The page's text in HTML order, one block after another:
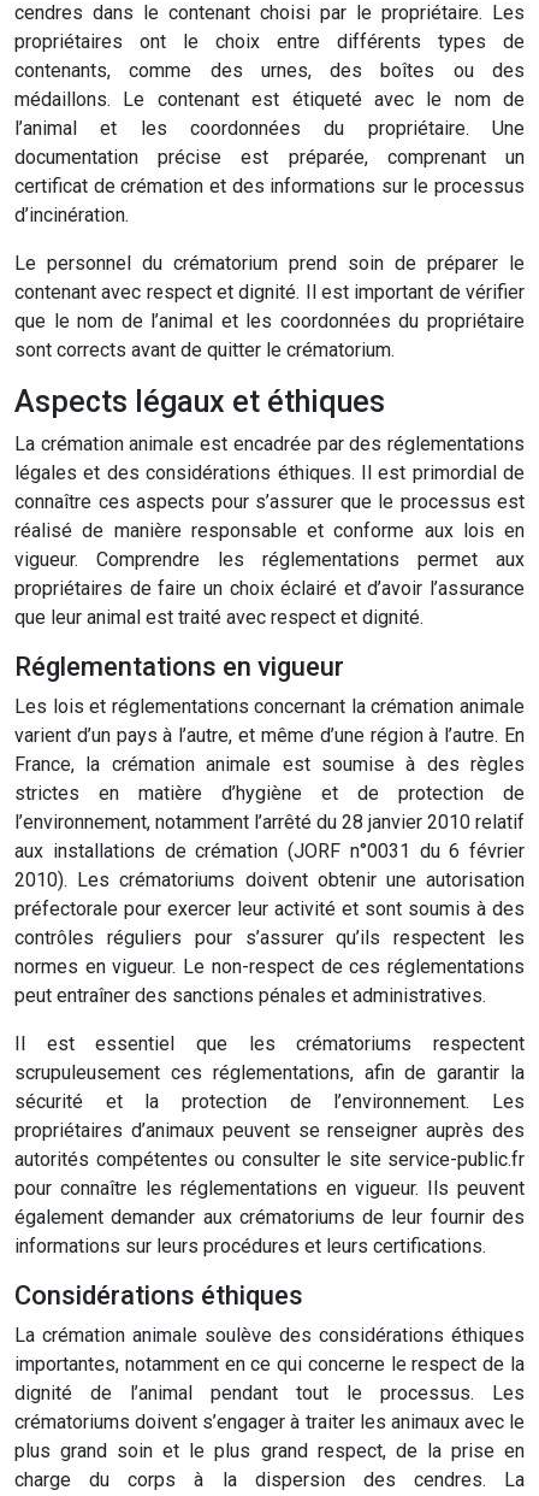
cendres dans le contenant choisi par le propriétaire. Les
propriétaires ont le choix entre différents types de
contenants, comme des urnes, des boîtes ou des
médaillons. Le contenant est étiqueté avec le nom de
l’animal et les coordonnées du propriétaire. Une
documentation précise est préparée, comprenant un
certificat de crémation et des informations sur le processus
d’incinération.
Le personnel du crématorium prend soin de préparer le
contenant avec respect et dignité. Il est important de vérifier
que le nom de l’animal et les coordonnées du propriétaire
sont corrects avant de quitter le crématorium.
Aspects légaux et éthiques
La crémation animale est encadrée par des réglementations
légales et des considérations éthiques. Il est primordial de
connaître ces aspects pour s’assurer que le processus est
réalisé de manière responsable et conforme aux lois en
vigueur. Comprendre les réglementations permet aux
propriétaires de faire un choix éclairé et d’avoir l’assurance
que leur animal est traité avec respect et dignité.
Réglementations en vigueur
Les lois et réglementations concernant la crémation animale
varient d’un pays à l’autre, et même d’une région à l’autre. En
France, la crémation animale est soumise à des règles
strictes en matière d’hygiène et de protection de
l’environnement, notamment l’arrêté du 28 janvier 2010 relatif
aux installations de crémation (JORF n°0031 du 6 février
2010). Les crématoriums doivent obtenir une autorisation
préfectorale pour exercer leur activité et sont soumis à des
contrôles réguliers pour s’assurer qu’ils respectent les
normes en vigueur. Le non-respect de ces réglementations
peut entraîner des sanctions pénales et administratives.
Il est essentiel que les crématoriums respectent
scrupuleusement ces réglementations, afin de garantir la
sécurité et la protection de l’environnement. Les
propriétaires d’animaux peuvent se renseigner auprès des
autorités compétentes ou consulter le site service-public.fr
pour connaître les réglementations en vigueur. Ils peuvent
également demander aux crématoriums de leur fournir des
informations sur leurs procédures et leurs certifications.
Considérations éthiques
La crémation animale soulève des considérations éthiques
importantes, notamment en ce qui concerne le respect de la
dignité de l’animal pendant tout le processus. Les
crématoriums doivent s’engager à traiter les animaux avec le
plus grand soin et le plus grand respect, de la prise en
charge du corps à la dispersion des cendres. La